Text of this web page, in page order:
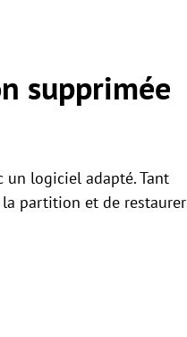
supprimée
un logiciel adapté. Tant
la partition et de restaurer